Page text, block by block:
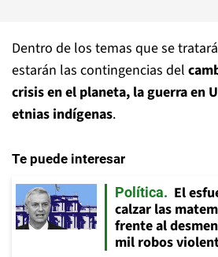
Dentro de los temas que se
estarán las contingencias del
crisis en el planeta, la guerra en
etnias indígenas.
Te puede interesar
Política
El
calzar las
frente al
mil robos